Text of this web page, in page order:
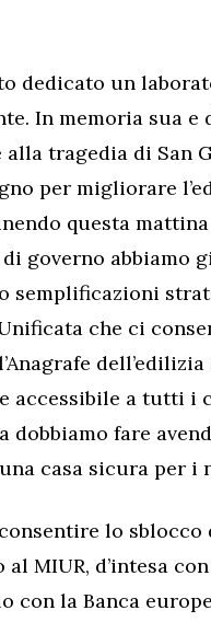
dedicato un
In memoria sua
alla tragedia di San
per migliorare
questa
governo abbiamo
semplificazioni
che ci
accessibile a tutti i
dobbiamo fare
casa sicura per i
lo sblocco
MIUR, d’intesa
con la Banca